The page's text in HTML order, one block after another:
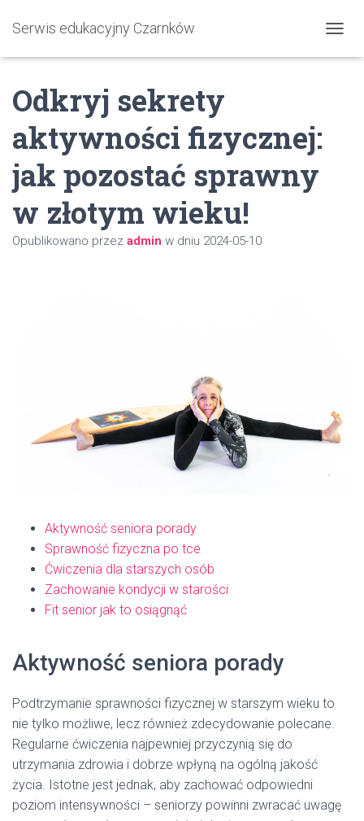
Serwis edukacyjny Czarnków
R
Odkryj sekrety
aktywności fizycznej:
jak pozostać sprawny
w złotym wieku!
Opublikowano przez admin w dniu 2024-05-10
Aktywność seniora porady
Sprawność fizyczna po tce
Ćwiczenia dla starszych osób
Zachowanie kondycji w starości
Fit senior jak to osiągnąć
Aktywność seniora porady
Podtrzymanie sprawności fizycznej w starszym wieku to
nie tylko możliwe, lecz również zdecydowanie polecane.
Regularne ćwiczenia najpewniej przyczynią się do
utrzymania zdrowia i dobrze wpłyną na ogólną jakość
życia. Istotne jest jednak, aby zachować odpowiedni
poziom intensywności – seniorzy powinni zwracać uwagę